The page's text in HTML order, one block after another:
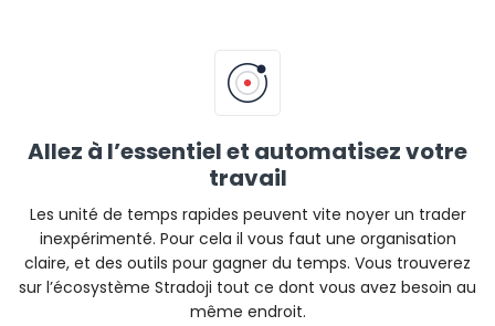
Allez à l’essentiel et automatisez votre
travail
Les unité de temps rapides peuvent vite noyer un trader
inexpérimenté. Pour cela il vous faut une organisation
claire, et des outils pour gagner du temps. Vous trouverez
sur l’écosystème Stradoji tout ce dont vous avez besoin au
même endroit.